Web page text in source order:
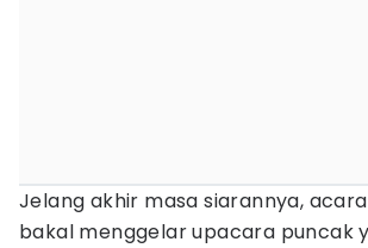
Jelang akhir masa siarannya, acara
bakal menggelar upacara puncak